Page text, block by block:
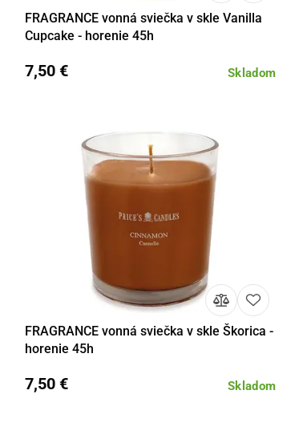
Detail Do košíka
FRAGRANCE vonná sviečka v skle Vanilla
Cupcake - horenie 45h
Skladom
7,50 €
Detail Do košíka
FRAGRANCE vonná sviečka v skle Škorica -
horenie 45h
Skladom
7,50 €